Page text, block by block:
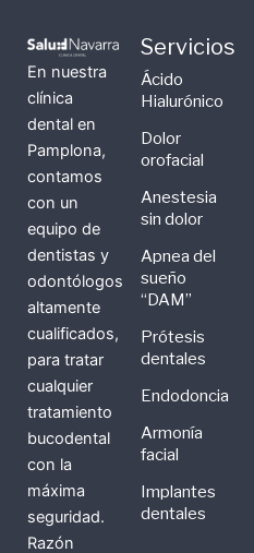
En nuestra
clínica
dental en
Pamplona,
contamos
con un
equipo de
dentistas y
odontólogos
altamente
cualificados,
para tratar
cualquier
tratamiento
bucodental
con la
máxima
seguridad.
Razón
Servicios
Ácido
Hialurónico
Dolor
orofacial
Anestesia
sin dolor
Apnea del
sueño
“DAM”
Prótesis
dentales
Endodoncia
Armonía
facial
Implantes
dentales